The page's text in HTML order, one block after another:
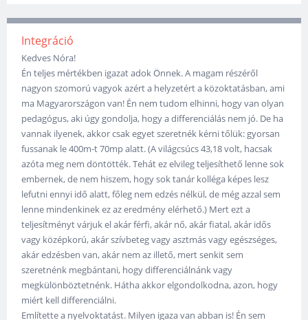
Integráció
Kedves Nóra!
Én teljes mértékben igazat adok Önnek. A magam részéről
nagyon szomorú vagyok azért a helyzetért a közoktatásban, ami
ma Magyarországon van! Én nem tudom elhinni, hogy van olyan
pedagógus, aki úgy gondolja, hogy a differenciálás nem jó. De ha
vannak ilyenek, akkor csak egyet szeretnék kérni tőlük: gyorsan
fussanak le 400m-t 70mp alatt. (A világcsúcs 43,18 volt, hacsak
azóta meg nem döntötték. Tehát ez elvileg teljesíthető lenne sok
embernek, de nem hiszem, hogy sok tanár kolléga képes lesz
lefutni ennyi idő alatt, főleg nem edzés nélkül, de még azzal sem
lenne mindenkinek ez az eredmény elérhető.) Mert ezt a
teljesítményt várjuk el akár férfi, akár nő, akár fiatal, akár idős
vagy középkorú, akár szívbeteg vagy asztmás vagy egészséges,
akár edzésben van, akár nem az illető, mert senkit sem
szeretnénk megbántani, hogy differenciálnánk vagy
megkülönböztetnénk. Hátha akkor elgondolkodna, azon, hogy
miért kell differenciálni.
Említette a nyelvoktatást. Milyen igaza van abban is! Én sem